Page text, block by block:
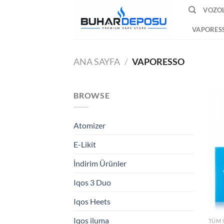
ANA SAYFA / VAPORESSO
BROWSE
Atomizer
E-Likit
İndirim Ürünler
Iqos 3 Duo
Iqos Heets
Iqos iluma
TÜM